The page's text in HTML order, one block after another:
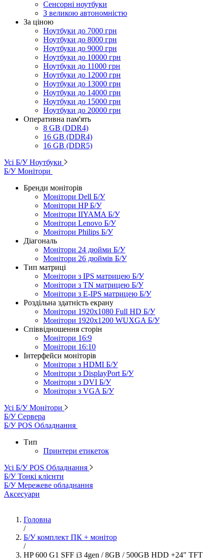
Сенсорні ноутбуки
З великою автономністю
За ціною
Ноутбуки до 7000 грн
Ноутбуки до 8000 грн
Ноутбуки до 9000 грн
Ноутбуки до 10000 грн
Ноутбуки до 11000 грн
Ноутбуки до 12000 грн
Ноутбуки до 13000 грн
Ноутбуки до 14000 грн
Ноутбуки до 15000 грн
Ноутбуки до 20000 грн
Оперативна пам'ять
8 GB (DDR4)
16 GB (DDR4)
16 GB (DDR5)
Усі Б/У Ноутбуки
Б/У Монітори
Бренди моніторів
Монітори Dell Б/У
Монітори HP Б/У
Монітори IIYAMA Б/У
Монітори Lenovo Б/У
Монітори Philips Б/У
Діагональ
Монітори 24 дюйми Б/У
Монітори 26 дюймів Б/У
Тип матриці
Монітори з IPS матрицею Б/У
Монітори з TN матрицею Б/У
Монітори з E-IPS матрицею Б/У
Роздільна здатність екрану
Монітори 1920x1080 Full HD Б/У
Монітори 1920x1200 WUXGA Б/У
Співвідношення сторін
Монітори 16:9
Монітори 16:10
Інтерфейси моніторів
Монітори з HDMI Б/У
Монітори з DisplayPort Б/У
Монітори з DVI Б/У
Монітори з VGA Б/У
Усі Б/У Монітори
Б/У Сервера
Б/У POS Обладнання
Тип
Принтери етикеток
Усі Б/У POS Обладнання
Б/У Тонкі клієнти
Б/У Мережеве обладнання
Аксесуари
Головна
/
Б/У комплект ПК + монітор
/
HP 600 G1 SFF i3 4gen / 8GB / 500GB HDD +24" TFT